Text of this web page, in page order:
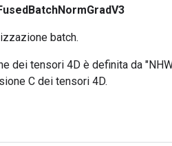
batch.
dei tensori 4D è definita da
C dei tensori 4D.